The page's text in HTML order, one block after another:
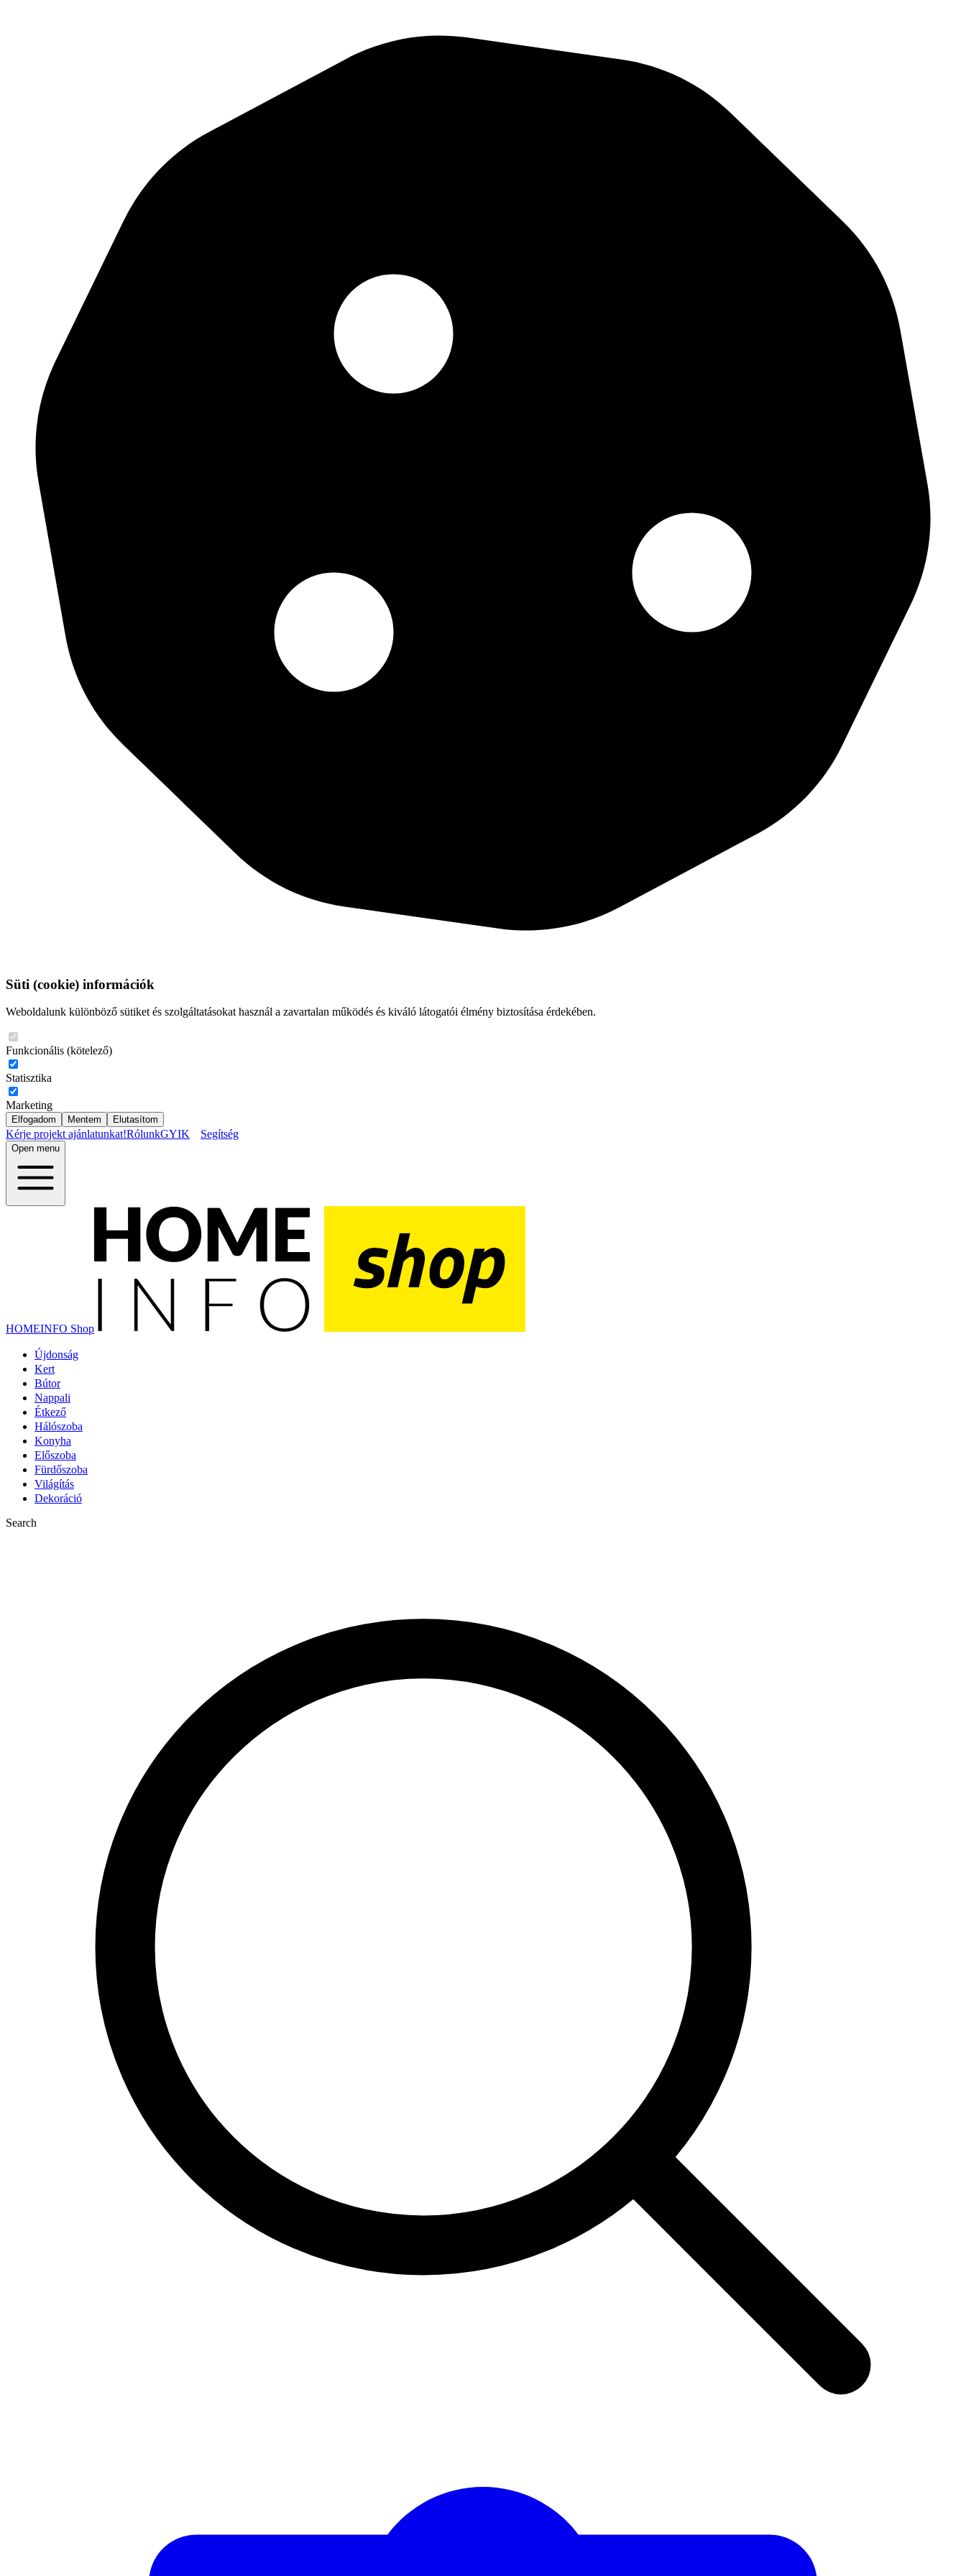
Süti (cookie) információk
Weboldalunk különböző sütiket és szolgáltatásokat használ a zavartalan működés és kiváló látogatói élmény biztosítása érdekében.
Funkcionális (kötelező)
Statisztika
Marketing
Elfogadom Mentem Elutasítom
Kérje projekt ajánlatunkat!RólunkGYIK Segítség
Open menu
HOMEINFO Shop
Újdonság
Kert
Bútor
Nappali
Étkező
Hálószoba
Konyha
Előszoba
Fürdőszoba
Világítás
Dekoráció
Search